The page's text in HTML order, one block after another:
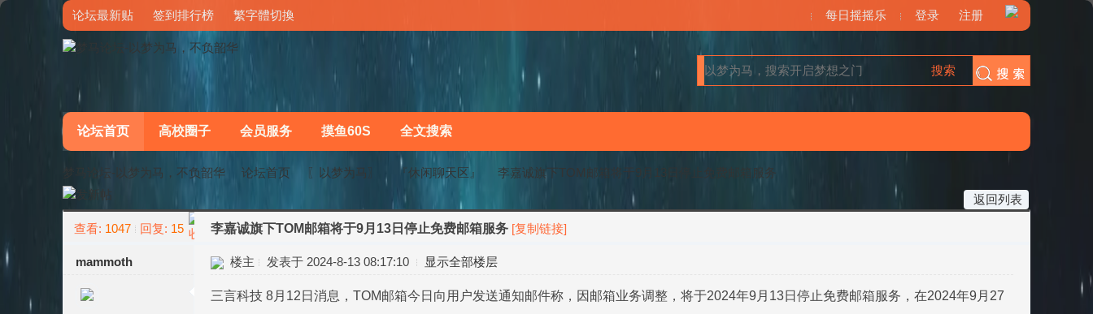
论坛最新贴 签到排行榜 繁字體切換 每日摇摇乐 登录 注册
搜索
论坛首页 高校圈子 会员服务 摸鱼60S 全文搜索
梦马论坛-以梦为马，不负韶华 论坛首页 〖以梦为马〗 『休闲聊天区』
李嘉诚旗下TOM邮箱将于9月13日停止免费邮箱服务
返回列表
查看: 1047 回复: 15 李嘉诚旗下TOM邮箱将于9月13日停止免费邮箱服务 [复制链接]
mammoth 楼主 发表于 2024-8-13 08:17:10 显示全部楼层
三言科技 8月12日消息，TOM邮箱今日向用户发送通知邮件称，因邮箱业务调整，将于2024年9月13日停止免费邮箱服务，在2024年9月27